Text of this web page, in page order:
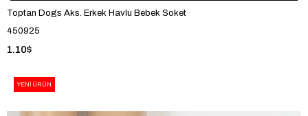
Toptan Dogs Aks. Erkek Havlu Bebek Soket
450925
1.10$
YENI ÜRÜN